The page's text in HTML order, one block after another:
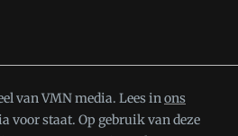
van VMN media. Lees inons
voor staat. Op gebruik van deze